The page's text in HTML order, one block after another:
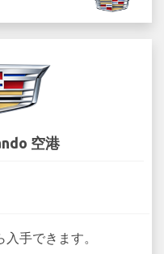
空港
入手できます。